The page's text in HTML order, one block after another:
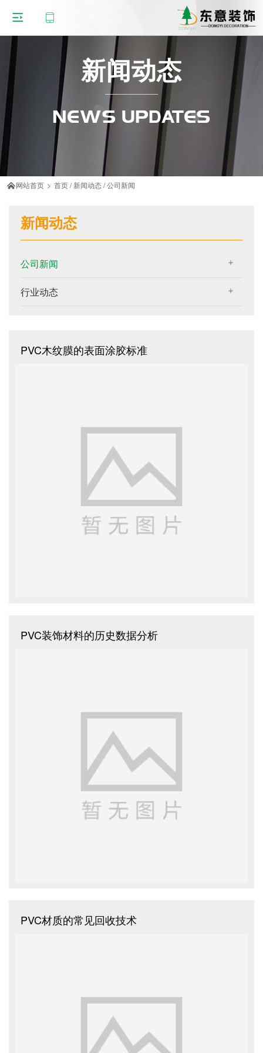
新闻动态
NEWS UPDATES
网站首页 > 首页/新闻动态/公司新闻
新闻动态
公司新闻
行业动态
PVC木纹膜的表面涂胶标准
PVC装饰材料的历史数据分析
PVC材质的常见回收技术